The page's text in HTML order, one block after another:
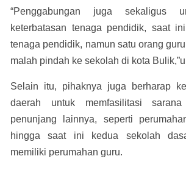
“Penggabungan juga sekaligus
keterbatasan tenaga pendidik, saat
tenaga pendidik, namun satu orang
malah pindah ke sekolah di kota
Selain itu, pihaknya juga berharap
daerah untuk memfasilitasi
penunjang lainnya, seperti
hingga saat ini kedua sekolah
memiliki perumahan guru.